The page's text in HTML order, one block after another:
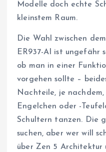
Modelle doch echte
kleinstem Raum.
Die Wahl zwischen
ER937-AI ist ungefähr
ob man in einer
vorgehen sollte –
Nachteile, je
Engelchen oder -
Schultern tanzen. Die
suchen, aber wer will
über Zen 5 Architektur